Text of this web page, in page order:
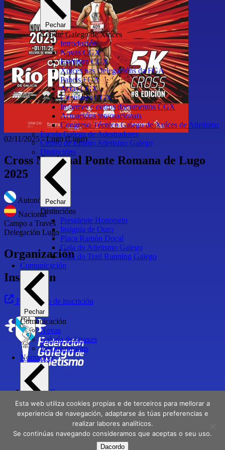
Pechar
Comité Galego de Xuíces
Introdución
Novas CGX
Estrutura CGX
Xuíces nas Delegacións da FGA
Paneis FGA
Actas CGX
Circulares CGX
Informes e outros documentos CGX
Actuacións internacionais
Congreso Técnico Galego de Xuíces de Atletismo
Escola Galega de Adestradores
Centro de Ensino Atletismo Galego
Distincións
Pechar
Distincións
Presidente Honorario
Insignia de Ouro
Placa Ramón Docal
Gala do Atletismo Galego
Gala do Trail Running Galego
Comunicación
Pechar
Comunicación
Novas
Galería de imaxes
Retransmisións
Normativa
Pechar
Normativa
Normativa xeral
Normativa de protección
Normativa de licenzas
02/11/2025-Lugo(Lugo)
Cross Nacional Ponte Romana de Lugo
2025
Autonómico
Nacional
Campo a Través
Delegación Lugo
Organización
Inscrición
Formulario de inscrición
Contactar
Directorio
Delegacións
Política de privacidade
Esta web utiliza cookies propias e de terceiros para mellorar a
experiencia de navegación, adaptarse ás túas preferencias e
realizar labores analíticos.
Se continúas navegando consideramos que aceptas o seu uso.
Dacordo